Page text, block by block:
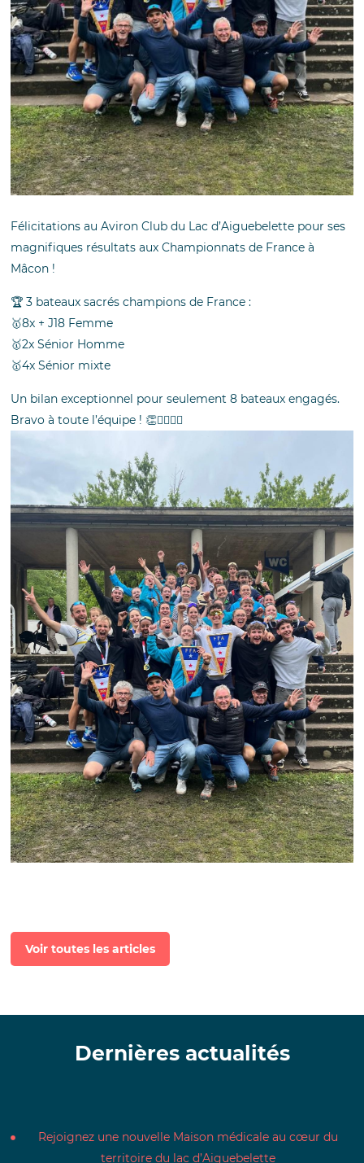
Félicitations auAviron Club du Lac d’Aiguebelette pour ses
magnifiques résultats aux Championnats de France à
Mâcon !
🏆 3 bateaux sacrés champions de France :
🥇8x + J18 Femme
🥇2x Sénior Homme
🥇4x Sénior mixte
Un bilan exceptionnel pour seulement 8 bateaux engagés.
Bravo à toute l’équipe !👏🚣‍♀️🚣‍♂️
Voir toutes les articles
Dernières actualités
Rejoignez une nouvelle Maison médicale au cœur du
territoire du lac d’Aiguebelette